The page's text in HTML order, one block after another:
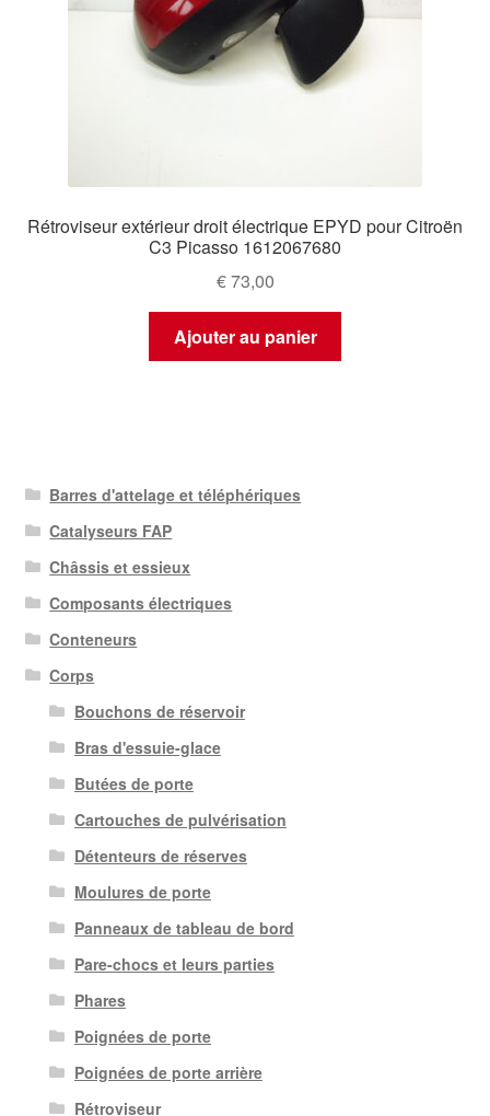
Rétroviseur extérieur droit électrique EPYD pour Citroën
C3 Picasso 1612067680
€73,00
Ajouter au panier
Barres d'attelage et téléphériques
Catalyseurs FAP
Châssis et essieux
Composants électriques
Conteneurs
Corps
Bouchons de réservoir
Bras d'essuie-glace
Butées de porte
Cartouches de pulvérisation
Détenteurs de réserves
Moulures de porte
Panneaux de tableau de bord
Pare-chocs et leurs parties
Phares
Poignées de porte
Poignées de porte arrière
Rétroviseur